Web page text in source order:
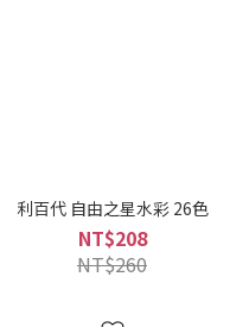
利百代 自由之星水彩 26色
NT$208
NT$260